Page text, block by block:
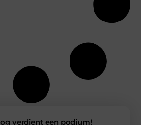
verdient een podium!